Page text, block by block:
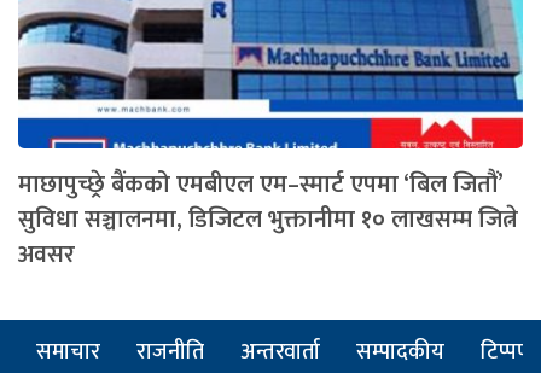
माछापुच्छ्रे बैंकको एमबीएल एम–स्मार्ट एपमा ‘बिल जितौं’
सुविधा सञ्चालनमा, डिजिटल भुक्तानीमा १० लाखसम्म जित्ने
अवसर
समाचार राजनीति अन्तरवार्ता सम्पादकीय टिप्पणी